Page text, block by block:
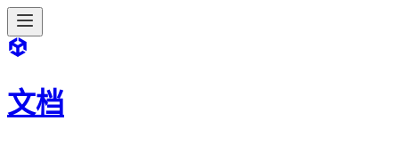
文档